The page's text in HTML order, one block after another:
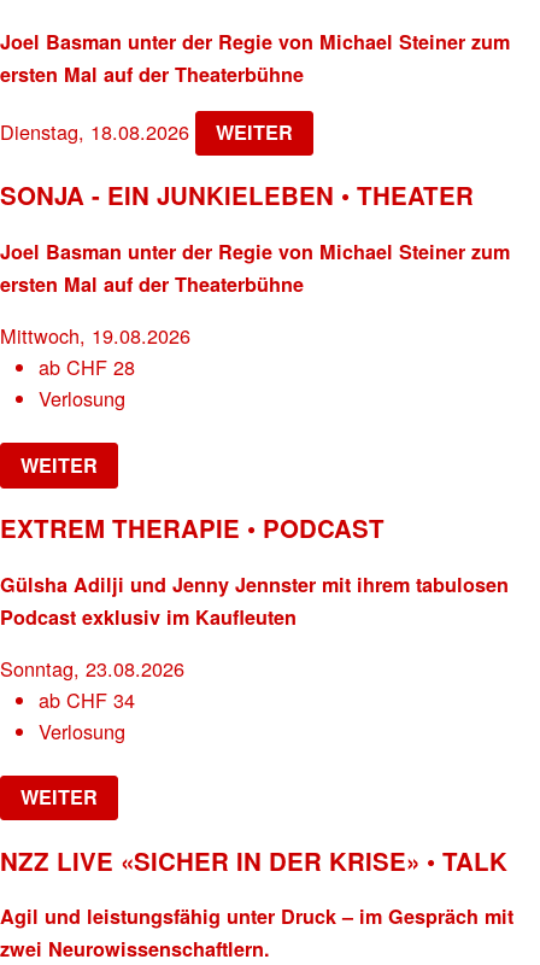
Joel Basman unter der Regie von Michael Steiner zum
ersten Mal auf der Theaterbühne
Dienstag, 18.08.2026 WEITER
SONJA - EIN JUNKIELEBEN • THEATER
Joel Basman unter der Regie von Michael Steiner zum
ersten Mal auf der Theaterbühne
Mittwoch, 19.08.2026
abCHF 28
Verlosung
WEITER
EXTREM THERAPIE • PODCAST
Gülsha Adilji und Jenny Jennster mit ihrem tabulosen
Podcast exklusiv im Kaufleuten
Sonntag, 23.08.2026
abCHF 34
Verlosung
WEITER
NZZ LIVE «SICHER IN DER KRISE» • TALK
Agil und leistungsfähig unter Druck – im Gespräch mit
zwei Neurowissenschaftlern.